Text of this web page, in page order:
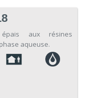
épais aux résines
aqueuse.